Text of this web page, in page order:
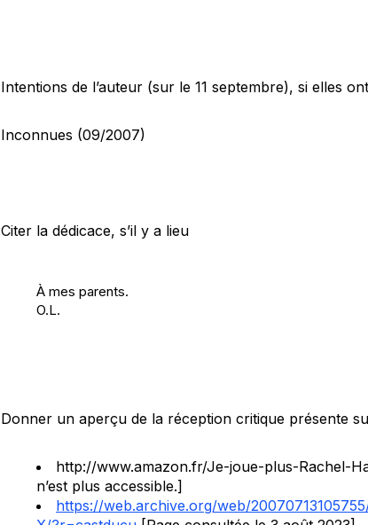
Intentions de l’auteur (sur le 11 septembre), si elles
Inconnues (09/2007)
Citer la dédicace, s’il y a lieu
À mes parents.
O.L.
Donner un aperçu de la réception critique présente
http://www.amazon.fr/Je-joue-plus-Rachel-
n’est plus accessible.]
https://web.archive.org/web/